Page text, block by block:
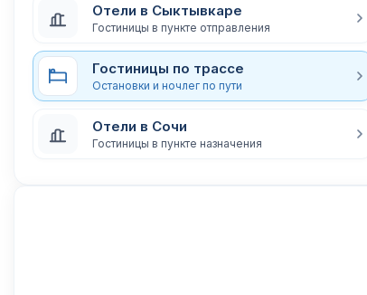
Отели в Сыктывкаре
Гостиницы в пункте отправления
Гостиницы по трассе
Остановки и ночлег по пути
Отели в Сочи
Гостиницы в пункте назначения